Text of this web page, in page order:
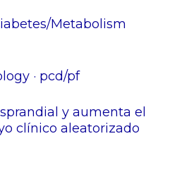
Metabolism
· pcd/pf
y aumenta el
clínico aleatorizado